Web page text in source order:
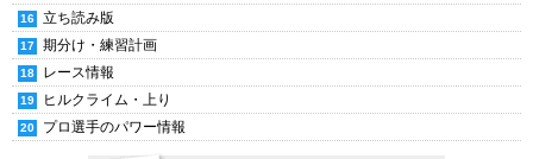
立ち読み版
期分け・練習計画
レース情報
ヒルクライム・上り
プロ選手のパワー情報